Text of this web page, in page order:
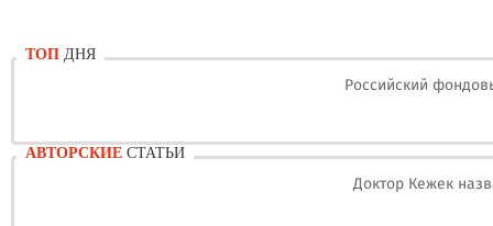
ТОП ДНЯ
Российский
АВТОРСКИЕ СТАТЬИ
Доктор Кежек